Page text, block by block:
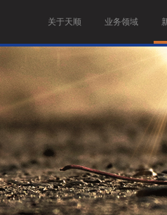
关于天顺 业务领域